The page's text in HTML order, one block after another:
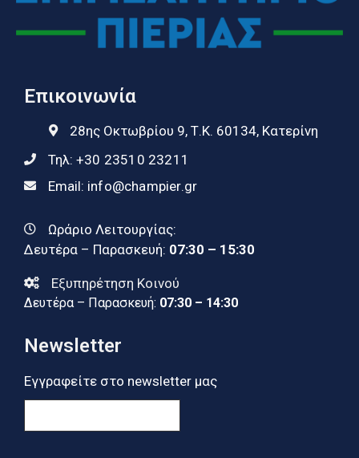
Επικοινωνία
28ης Οκτωβρίου 9, Τ.Κ. 60134, Κατερίνη
Τηλ: +30 23510 23211
Email: info@champier.gr
Ωράριο Λειτουργίας:
Δευτέρα – Παρασκευή: 07:30 – 15:30
Εξυπηρέτηση Κοινού
Δευτέρα – Παρασκευή: 07:30 – 14:30
Newsletter
Εγγραφείτε στο newsletter μας